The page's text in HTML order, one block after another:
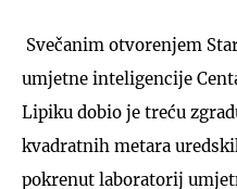
Svečanim otvorenjem
umjetne inteligencije
Lipiku dobio je treću
kvadratnih metara
pokrenut laboratorij